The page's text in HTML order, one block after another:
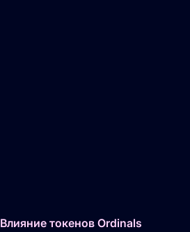
Влияние токенов Ordinals